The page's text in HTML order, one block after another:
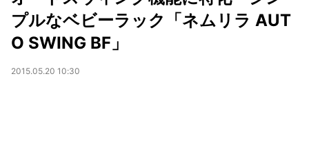
プルなベビーラック「ネムリラ AUT
O SWING BF」
2015.05.20 10:30